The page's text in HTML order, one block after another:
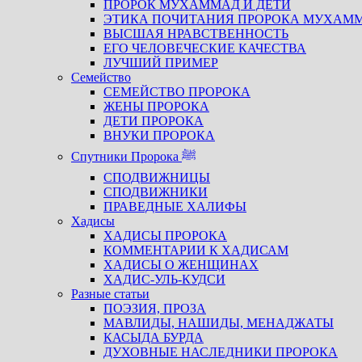
ПРОРОК МУХАММАД И ДЕТИ
ЭТИКА ПОЧИТАНИЯ ПРОРОКА
ВЫСШАЯ НРАВСТВЕННОСТЬ
ЕГО ЧЕЛОВЕЧЕСКИЕ КАЧЕСТВА
ЛУЧШИЙ ПРИМЕР
Семейство
СЕМЕЙСТВО ПРОРОКА
ЖЕНЫ ПРОРОКА
ДЕТИ ПРОРОКА
ВНУКИ ПРОРОКА
Спутники Пророка ﷺ
СПОДВИЖНИЦЫ
СПОДВИЖНИКИ
ПРАВЕДНЫЕ ХАЛИФЫ
Хадисы
ХАДИСЫ ПРОРОКА
КОММЕНТАРИИ К ХАДИСАМ
ХАДИСЫ О ЖЕНЩИНАХ
ХАДИС-УЛЬ-КУДСИ
Разные статьи
ПОЭЗИЯ, ПРОЗА
МАВЛИДЫ, НАШИДЫ, МЕНАДЖАТЫ
КАСЫДА БУРДА
ДУХОВНЫЕ НАСЛЕДНИКИ ПРОРОКА